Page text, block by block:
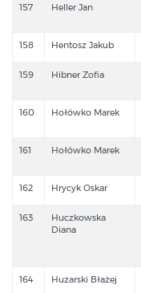
157 Heller Jan
158 Hentosz Jakub
159 Hibner Zofia
160 Hołówko Marek
161 Hołówko Marek
162 Hrycyk Oskar
163
Huczkowska
Diana
164 Huzarski Błażej